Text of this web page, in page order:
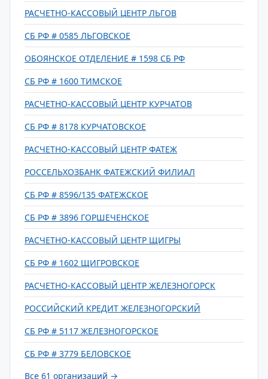
РАСЧЕТНО-КАССОВЫЙ ЦЕНТР ЛЬГОВ
СБ РФ # 0585 ЛЬГОВСКОЕ
ОБОЯНСКОЕ ОТДЕЛЕНИЕ # 1598 СБ РФ
СБ РФ # 1600 ТИМСКОЕ
РАСЧЕТНО-КАССОВЫЙ ЦЕНТР КУРЧАТОВ
СБ РФ # 8178 КУРЧАТОВСКОЕ
РАСЧЕТНО-КАССОВЫЙ ЦЕНТР ФАТЕЖ
РОССЕЛЬХОЗБАНК ФАТЕЖСКИЙ ФИЛИАЛ
СБ РФ # 8596/135 ФАТЕЖСКОЕ
СБ РФ # 3896 ГОРШЕЧЕНСКОЕ
РАСЧЕТНО-КАССОВЫЙ ЦЕНТР ЩИГРЫ
СБ РФ # 1602 ЩИГРОВСКОЕ
РАСЧЕТНО-КАССОВЫЙ ЦЕНТР ЖЕЛЕЗНОГОРСК
РОССИЙСКИЙ КРЕДИТ ЖЕЛЕЗНОГОРСКИЙ
СБ РФ # 5117 ЖЕЛЕЗНОГОРСКОЕ
СБ РФ # 3779 БЕЛОВСКОЕ
Все 61 организаций →